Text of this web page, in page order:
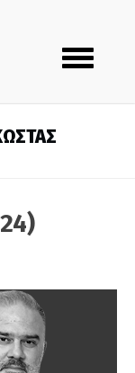
Toggle
navigation